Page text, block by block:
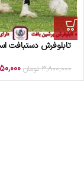
تابلوفرش دستبافت
3,800,000 تومان